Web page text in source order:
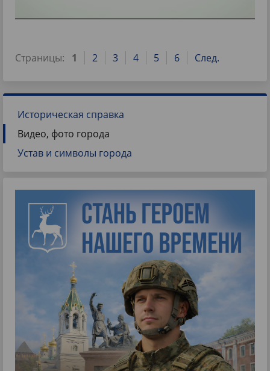
Страницы: 1 2 3 4 5 6 След.
Историческая справка
Видео, фото города
Устав и символы города